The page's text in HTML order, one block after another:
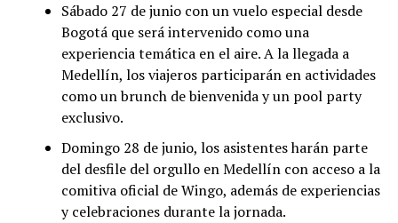
Sábado 27 de junio con un vuelo especial desde
Bogotá que será intervenido como una
experiencia temática en el aire. A la llegada a
Medellín, los viajeros participarán en actividades
como un brunch de bienvenida y un pool party
exclusivo.
Domingo 28 de junio, los asistentes harán parte
del desfile del orgullo en Medellín con acceso a la
comitiva oficial de Wingo, además de experiencias
y celebraciones durante la jornada.